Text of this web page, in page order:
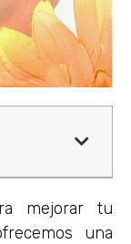
mejorar tu
una